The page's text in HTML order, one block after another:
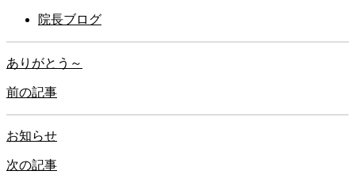
院長ブログ
ありがとう～
前の記事
お知らせ
次の記事